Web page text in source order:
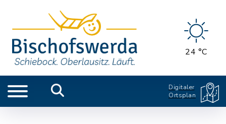
24 °C
Digitaler
Ortsplan